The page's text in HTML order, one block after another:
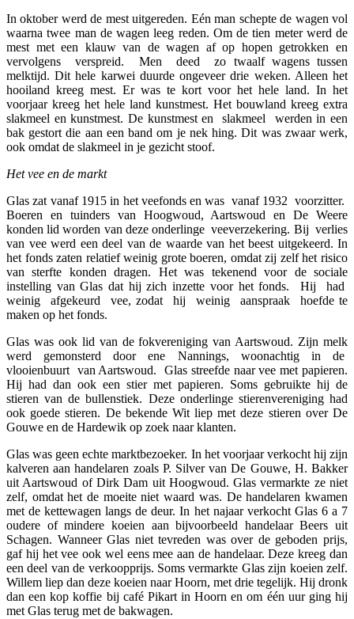
In oktober werd de mest uitgereden. Eén man schepte de wagen vol
waarna twee man de wagen leeg reden. Om de tien meter werd de
mest met een klauw van de wagen af op hopen getrokken en
vervolgens verspreid. Men deed zo twaalf wagens tussen
melktijd. Dit hele karwei duurde ongeveer drie weken. Alleen het
hooiland kreeg mest. Er was te kort voor het hele land. In het
voorjaar kreeg het hele land kunstmest. Het bouwland kreeg extra
slakmeel en kunstmest. De kunstmest en slakmeel werden in een
bak gestort die aan een band om je nek hing. Dit was zwaar werk,
ook omdat de slakmeel in je gezicht stoof.
Het vee en de markt
Glas zat vanaf 1915 in het veefonds en was vanaf 1932 voorzitter.
Boeren en tuinders van Hoogwoud, Aartswoud en De Weere
konden lid worden van deze onderlinge veeverzekering. Bij verlies
van vee werd een deel van de waarde van het beest uitgekeerd. In
het fonds zaten relatief weinig grote boeren, omdat zij zelf het risico
van sterfte konden dragen. Het was tekenend voor de sociale
instelling van Glas dat hij zich inzette voor het fonds. Hij had
weinig afgekeurd vee, zodat hij weinig aanspraak hoefde te
maken op het fonds.
Glas was ook lid van de fokvereniging van Aartswoud. Zijn melk
werd gemonsterd door ene Nannings, woonachtig in de
vlooienbuurt van Aartswoud. Glas streefde naar vee met papieren.
Hij had dan ook een stier met papieren. Soms gebruikte hij de
stieren van de bullenstiek. Deze onderlinge stierenvereniging had
ook goede stieren. De bekende Wit liep met deze stieren over De
Gouwe en de Hardewik op zoek naar klanten.
Glas was geen echte marktbezoeker. In het voorjaar verkocht hij zijn
kalveren aan handelaren zoals P. Silver van De Gouwe, H. Bakker
uit Aartswoud of Dirk Dam uit Hoogwoud. Glas vermarkte ze niet
zelf, omdat het de moeite niet waard was. De handelaren kwamen
met de kettewagen langs de deur. In het najaar verkocht Glas 6 a 7
oudere of mindere koeien aan bijvoorbeeld handelaar Beers uit
Schagen. Wanneer Glas niet tevreden was over de geboden prijs,
gaf hij het vee ook wel eens mee aan de handelaar. Deze kreeg dan
een deel van de verkoopprijs. Soms vermarkte Glas zijn koeien zelf.
Willem liep dan deze koeien naar Hoorn, met drie tegelijk. Hij dronk
dan een kop koffie bij café Pikart in Hoorn en om één uur ging hij
met Glas terug met de bakwagen.